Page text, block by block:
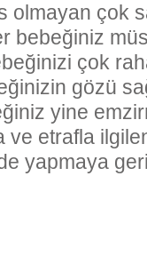
olmayan çok
bebeğiniz
çok
gözü
yine
ve etrafla
yapmaya